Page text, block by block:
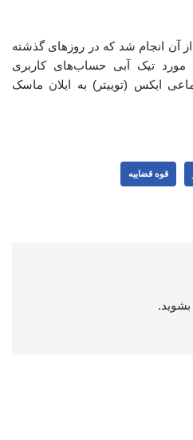
آن انجام شد که در روزهای گذشته
تیک آبی حساب‌های کاربری
ایکس (توییتر) به ایلان ماسک
قوه قضاییه
بشوید.